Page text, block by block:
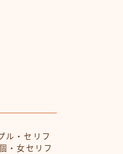
ル・セリフ
・女セリフ